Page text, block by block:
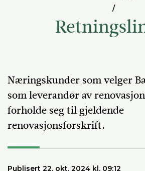
Næringskunder som velger
som leverandør av
forholde seg til gjeldende
renovasjonsforskrift.
Publisert 22. okt. 2024 kl. 09:12